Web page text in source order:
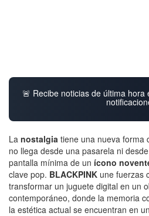
🚨 Recibe noticias de última
La nostalgia tiene una nueva forma
no llega desde una pasarela ni
pantalla mínima de un ícono
clave pop. BLACKPINK une fuerzas
transformar un juguete digital en un
contemporáneo, donde la memoria
la estética actual se encuentran en